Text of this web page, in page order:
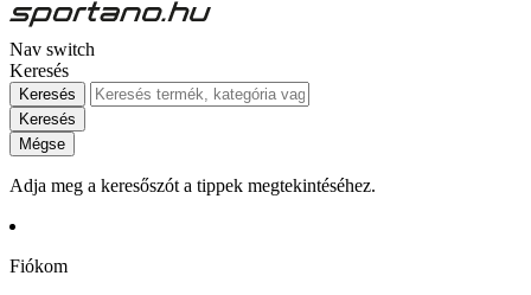
Nav switch
Keresés
Keresés
Keresés
Mégse
Adja meg a keresőszót a tippek megtekintéséhez.
Fiókom